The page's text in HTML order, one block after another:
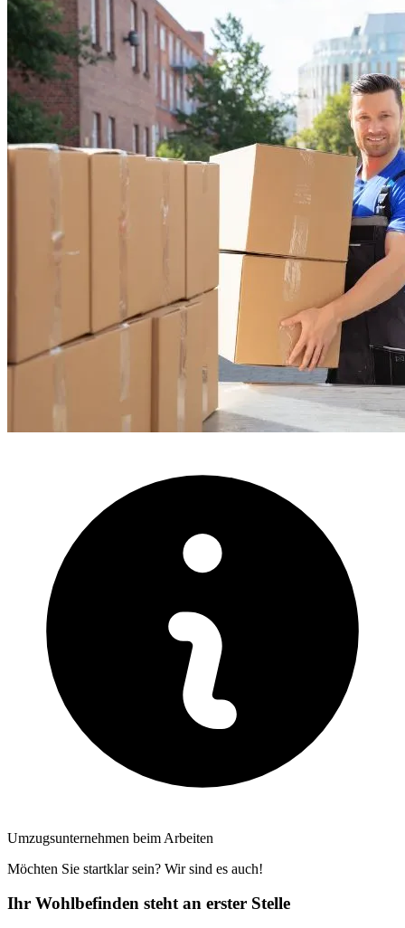
Umzugsunternehmen beim Arbeiten
Möchten Sie startklar sein? Wir sind es auch!
Ihr Wohlbefinden steht an erster Stelle